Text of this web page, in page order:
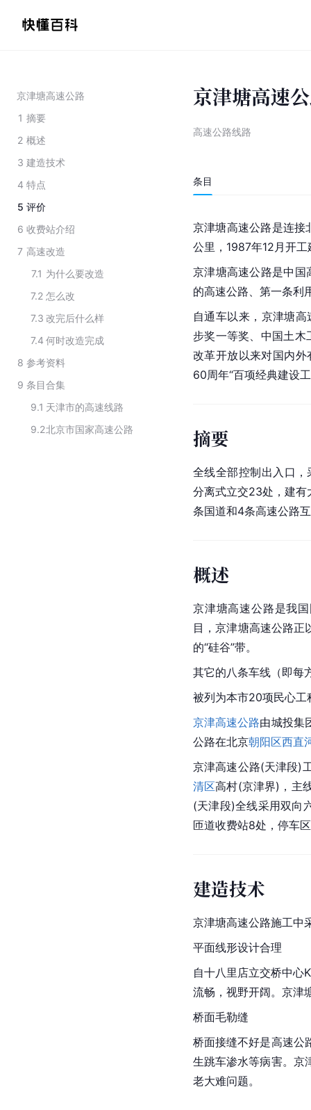
京津塘高速公路
1 摘要
2 概述
3 建造技术
4 特点
5 评价
6 收费站介绍
7 高速改造
7.1 为什么要改造
7.2 怎么改
7.3 改完后什么样
7.4 何时改造完成
8 参考资料
9 条目合集
9.1 天津市的高速线路
9.2北京市国家高速公路
京津塘高速
高速公路线路
条目
京津塘高速公路是连接
公里，1987年12月开
京津塘高速公路是中国
的高速公路、第一条利
自通车以来，京津塘
步奖一等奖 、中国土木
改革开放以来对国内外
60周年“百项经典建设
摘要
全线全部控制出入口
分离式立交23处，建
条国道和4条高速公路
概述
京津塘高速公路是我
目，京津塘高速公路正
的“硅谷”带。
其它的八条车线（即每
被列为本市20项民心工
京津高速公路由城投集
公路在北京朝阳区西直
京津高速公路(天津段)
清区高村(京津界)，主
(天津段)全线采用双向
匝道收费站8处，停车
建造技术
京津塘高速公路施工中
平面线形设计合理
自十八里店立交桥中心
流畅，视野开阔。京津
桥面毛勒缝
桥面接缝不好是高速公
生跳车渗水等病害。京
老大难问题。